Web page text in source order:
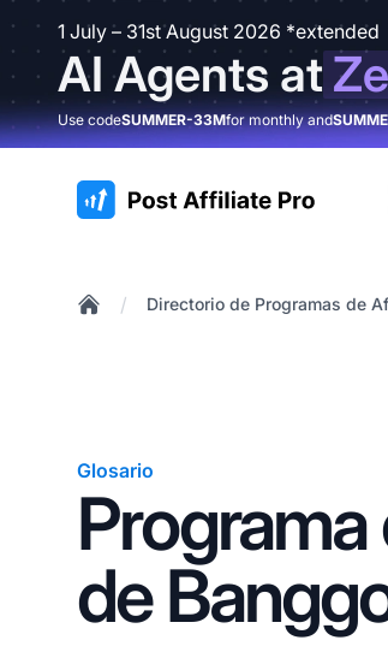
1 July – 31st August 2026 *extended
AI Agents at
Use codeSUMMER-33Mfor monthly and
:site.title
/ Directorio de Programas de
Glosario
de